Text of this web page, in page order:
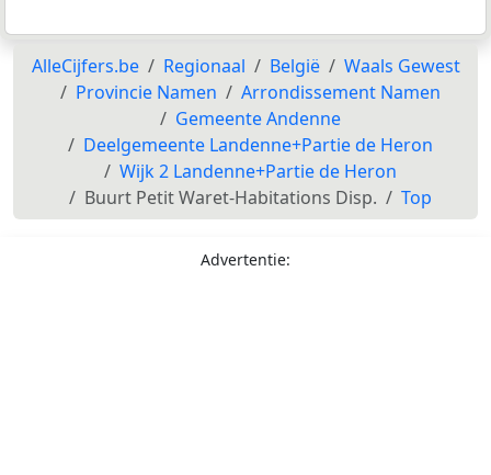
AlleCijfers.be Regionaal België
Waals Gewest
Provincie Namen
Arrondissement Namen
Gemeente Andenne
Deelgemeente Landenne+Partie de Heron
Wijk 2 Landenne+Partie de Heron
Buurt Petit Waret-Habitations Disp.
Top
Advertentie: